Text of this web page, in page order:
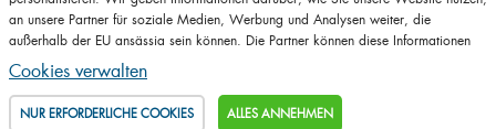
ČSN EN ISO
14001:2016
ČSN EN ISO
9001:2016
an unsere Partner für soziale Medien, Werbung und Analysen weiter, die
außerhalb der EU ansässig sein können. Die Partner können diese Informationen
mit anderen Informationen kombinieren, die Sie ihnen zur Verfügung gestellt haben
oder die sie als Ergebnis Ihrer Nutzung ihrer Dienste erhalten haben.
Cookies verwalten
NUR ERFORDERLICHE COOKIES ALLES ANNEHMEN